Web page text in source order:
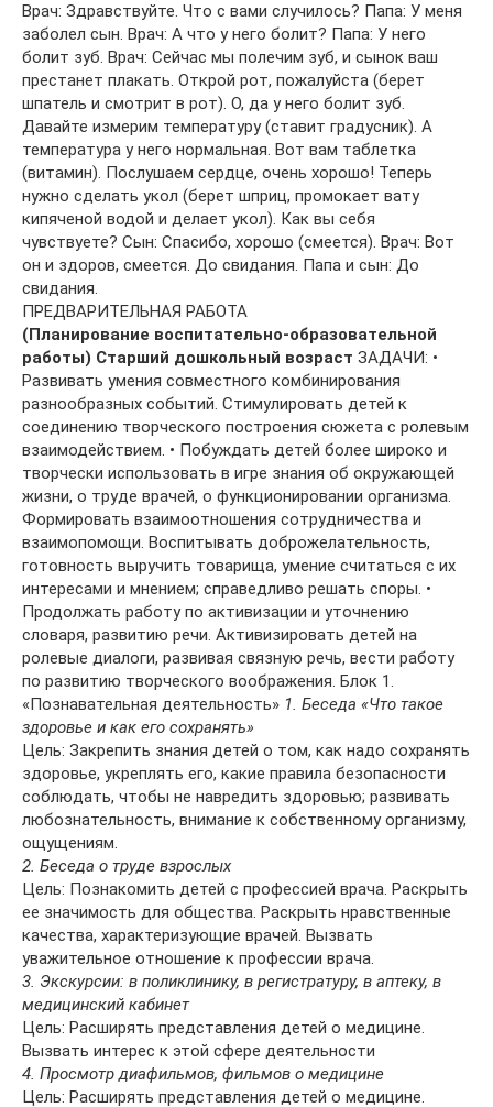
Врач: Здравствуйте. Что с вами случилось? Папа: У меня
заболел сын. Врач: А что у него болит? Папа: У него
болит зуб. Врач: Сейчас мы полечим зуб, и сынок ваш
престанет плакать. Открой рот, пожалуйста (берет
шпатель и смотрит в рот). О, да у него болит зуб.
Давайте измерим температуру (ставит градусник). А
температура у него нормальная. Вот вам таблетка
(витамин). Послушаем сердце, очень хорошо! Теперь
нужно сделать укол (берет шприц, промокает вату
кипяченой водой и делает укол). Как вы себя
чувствуете? Сын: Спасибо, хорошо (смеется). Врач: Вот
он и здоров, смеется. До свидания. Папа и сын: До
свидания.
ПРЕДВАРИТЕЛЬНАЯ РАБОТА
(Планирование воспитательно-образовательной
работы) Старший дошкольный возраст ЗАДАЧИ: •
Развивать умения совместного комбинирования
разнообразных событий. Стимулировать детей к
соединению творческого построения сюжета с ролевым
взаимодействием. • Побуждать детей более широко и
творчески использовать в игре знания об окружающей
жизни, о труде врачей, о функционировании организма.
Формировать взаимоотношения сотрудничества и
взаимопомощи. Воспитывать доброжелательность,
готовность выручить товарища, умение считаться с их
интересами и мнением; справедливо решать споры. •
Продолжать работу по активизации и уточнению
словаря, развитию речи. Активизировать детей на
ролевые диалоги, развивая связную речь, вести работу
по развитию творческого воображения. Блок 1.
«Познавательная деятельность» 1. Беседа «Что такое
здоровье и как его сохранять»
Цель: Закрепить знания детей о том, как надо сохранять
здоровье, укреплять его, какие правила безопасности
соблюдать, чтобы не навредить здоровью; развивать
любознательность, внимание к собственному организму,
ощущениям.
2. Беседа о труде взрослых
Цель: Познакомить детей с профессией врача. Раскрыть
ее значимость для общества. Раскрыть нравственные
качества, характеризующие врачей. Вызвать
уважительное отношение к профессии врача.
3. Экскурсии: в поликлинику, в регистратуру, в аптеку, в
медицинский кабинет
Цель: Расширять представления детей о медицине.
Вызвать интерес к этой сфере деятельности
4. Просмотр диафильмов, фильмов о медицине
Цель: Расширять представления детей о медицине.